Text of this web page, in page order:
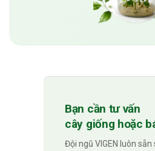
Bạn cần tư vấn
cây giống hoặc
Đội ngũ VIGEN luôn